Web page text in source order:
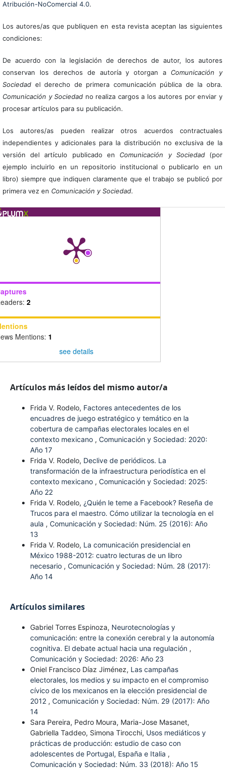
Atribución-NoComercial 4.0.
Los autores/as que publiquen en esta revista aceptan las siguientes
condiciones:
De acuerdo con la legislación de derechos de autor, los autores
conservan los derechos de autoría y otorgan a Comunicación y
Sociedadel derecho de primera comunicación pública de la obra.
Comunicación y Sociedad no realiza cargos a los autores por enviar y
procesar artículos para su publicación.
Los autores/as pueden realizar otros acuerdos contractuales
independientes y adicionales para la distribución no exclusiva de la
versión del artículo publicado en Comunicación y Sociedad(por
ejemplo incluirlo en un repositorio institucional o publicarlo en un
libro) siempre que indiquen claramente que el trabajo se publicó por
primera vez en Comunicación y Sociedad.
2
Mentions: 1
see details
Artículos más leídos del mismo autor/a
Frida V. Rodelo, Factores antecedentes de los
encuadres de juego estratégico y temático en la
cobertura de campañas electorales locales en el
contexto mexicano , Comunicación y Sociedad: 2020:
Año 17
Frida V. Rodelo, Declive de periódicos. La
transformación de la infraestructura periodística en el
contexto mexicano , Comunicación y Sociedad: 2025:
Año 22
Frida V. Rodelo, ¿Quién le teme a Facebook? Reseña de
Trucos para el maestro. Cómo utilizar la tecnología en el
aula , Comunicación y Sociedad: Núm. 25 (2016): Año
13
Frida V. Rodelo, La comunicación presidencial en
México 1988-2012: cuatro lecturas de un libro
necesario , Comunicación y Sociedad: Núm. 28 (2017):
Año 14
Artículos similares
Gabriel Torres Espinoza, Neurotecnologías y
comunicación: entre la conexión cerebral y la autonomía
cognitiva. El debate actual hacia una regulación ,
Comunicación y Sociedad: 2026: Año 23
Oniel Francisco Díaz Jiménez, Las campañas
electorales, los medios y su impacto en el compromiso
cívico de los mexicanos en la elección presidencial de
2012 , Comunicación y Sociedad: Núm. 29 (2017): Año
14
Sara Pereira, Pedro Moura, Maria-Jose Masanet,
Gabriella Taddeo, Simona Tirocchi, Usos mediáticos y
prácticas de producción: estudio de caso con
adolescentes de Portugal, España e Italia ,
Comunicación y Sociedad: Núm. 33 (2018): Año 15